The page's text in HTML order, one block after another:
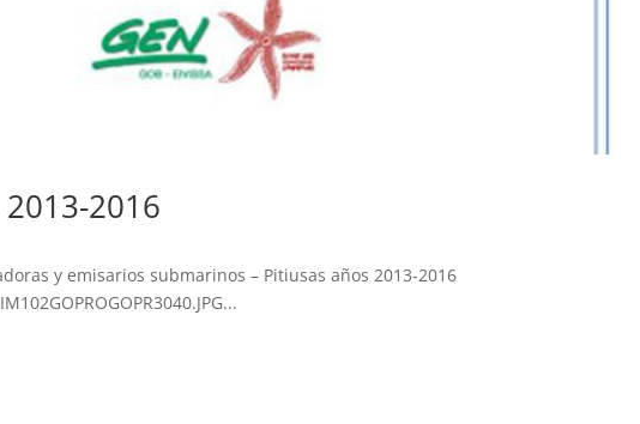
2016
y emisarios submarinos – Pitiusas años 2013-2016